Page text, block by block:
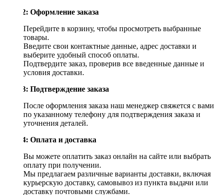
Шаг 2: Оформление заказа
Перейдите в корзину, чтобы просмотреть выбранные
товары.
Введите свои контактные данные, адрес доставки и
выберите удобный способ оплаты.
Подтвердите заказ, проверив все введенные данные и
условия доставки.
Шаг 3: Подтверждение заказа
После оформления заказа наш менеджер свяжется с вами
по указанному телефону для подтверждения заказа и
уточнения деталей.
Шаг 4: Оплата и доставка
Вы можете оплатить заказ онлайн на сайте или выбрать
оплату при получении.
Мы предлагаем различные варианты доставки, включая
курьерскую доставку, самовывоз из пункта выдачи или
доставку почтовыми службами.